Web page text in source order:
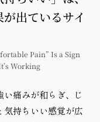
出ているサイ
Pain” Is a Sign
Working
い痛みが和らぎ、じ
気持ちいい感覚が広